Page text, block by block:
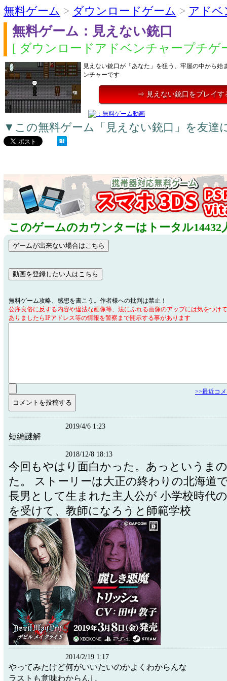
無料ゲーム > ダウンロードゲーム > アドベ
無料ゲーム：見えない銃口
[ ダウンロードアドベンチャープチゲ
見えない銃口が「あなた」を狙う、牢屋の中から始
ンチャーです
⇒ 見えない銃口をプレイす
▼この無料ゲーム「見えない銃口」を友達
このゲームのカウンターはトータル14432
無料ゲーム攻略、感想を書こう。作者様への批判は禁止！
公序良俗に反する内容や違法な画像等、法にふれる画像のアップには気をつけ
ありましたらIPアドレス等の情報を警察まで開示する事があります
>>最近コ
2019/4/6 1:23
短編謎解
2018/12/8 18:13
今回もやはり面白かった。あっというま
た。 ストーリーは大正の終わりの北海道
長男として生まれた主人公が 小学校時代
を受けて、教師になろうと師範学校
2014/2/19 1:17
やってみたけど何がいいたいのかよくわからんな
ラストも意味わからんし